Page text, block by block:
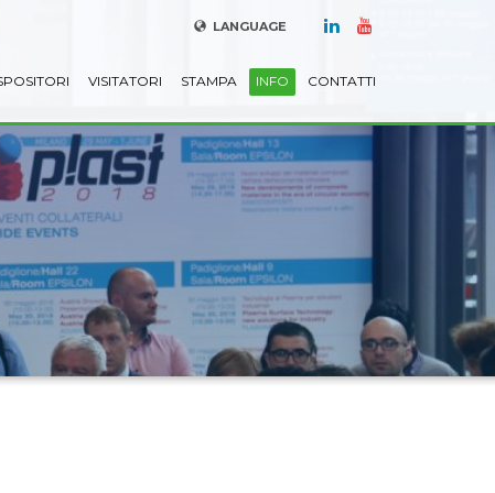
LANGUAGE
VISITATORI STAMPA INFO CONTATTI